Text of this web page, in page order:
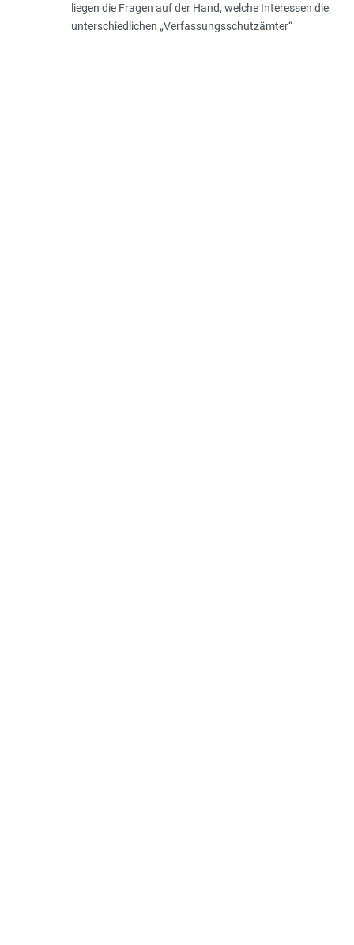
liegen die Fragen auf der Hand, welche Interessen die
unterschiedlichen „Verfassungsschutzämter“